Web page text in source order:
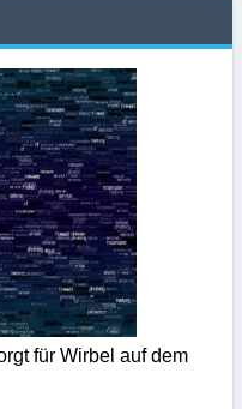
für Wirbel auf dem